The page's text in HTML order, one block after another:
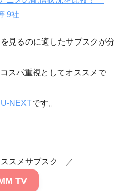
9社
見るのに適したサブスクが分
スパ重視としてオススメで
U-NEXTです。
スメサブスク ／
TV